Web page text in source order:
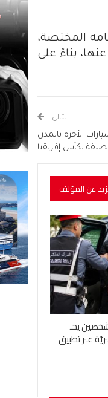
المختصة،
بناءً على
التالي
الأجرة بالمدن
لكأس إفريقيا
عن المؤلف
يحـ
عبر تطبيق